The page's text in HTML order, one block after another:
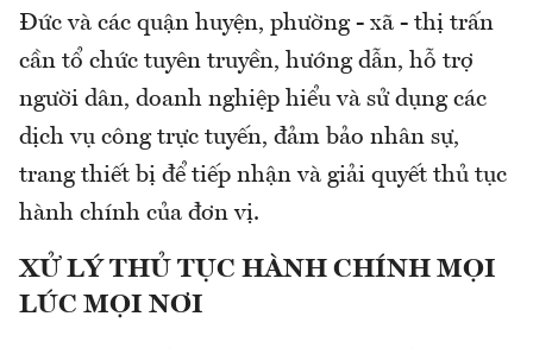
Đức và các quận huyện, phường - xã - thị trấn
cần tổ chức tuyên truyền, hướng dẫn, hỗ trợ
người dân, doanh nghiệp hiểu và sử dụng các
dịch vụ công trực tuyến, đảm bảo nhân sự,
trang thiết bị để tiếp nhận và giải quyết thủ tục
hành chính của đơn vị.
XỬ LÝ THỦ TỤC HÀNH CHÍNH MỌI
LÚC MỌI NƠI